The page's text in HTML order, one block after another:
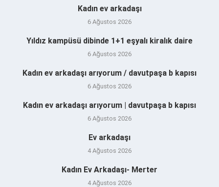
Kadın ev arkadaşı
6 Ağustos 2026
Yıldız kampüsü dibinde 1+1 eşyalı kiralık daire
6 Ağustos 2026
Kadın ev arkadaşı arıyorum / davutpaşa b kapısı
6 Ağustos 2026
Kadın ev arkadaşı arıyorum | davutpaşa b kapısı
6 Ağustos 2026
Ev arkadaşı
4 Ağustos 2026
Kadın Ev Arkadaşı- Merter
4 Ağustos 2026